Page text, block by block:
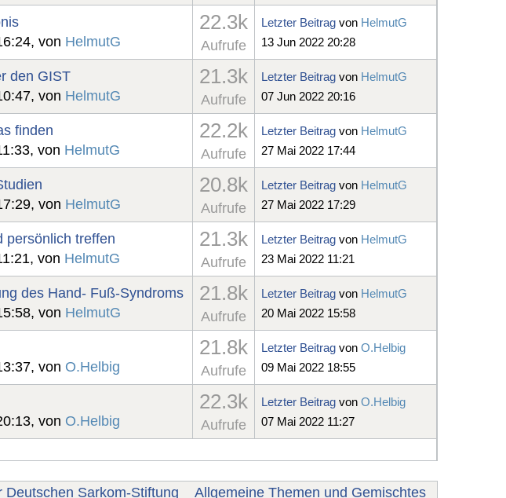
von HelmutG
22.3k
Aufrufe
Letzter Beitrag von HelmutG
13 Jun 2022 20:28
den GIST
von HelmutG
21.3k
Aufrufe
Letzter Beitrag von HelmutG
07 Jun 2022 20:16
finden
von HelmutG
22.2k
Aufrufe
Letzter Beitrag von HelmutG
27 Mai 2022 17:44
von HelmutG
20.8k
Aufrufe
Letzter Beitrag von HelmutG
27 Mai 2022 17:29
persönlich treffen
von HelmutG
21.3k
Aufrufe
Letzter Beitrag von HelmutG
23 Mai 2022 11:21
des Hand- Fuß-Syndroms
von HelmutG
21.8k
Aufrufe
Letzter Beitrag von HelmutG
20 Mai 2022 15:58
von O.Helbig
21.8k
Aufrufe
Letzter Beitrag von O.Helbig
09 Mai 2022 18:55
von O.Helbig
22.3k
Aufrufe
Letzter Beitrag von O.Helbig
07 Mai 2022 11:27
Deutschen Sarkom-Stiftung Allgemeine Themen und Gemischtes